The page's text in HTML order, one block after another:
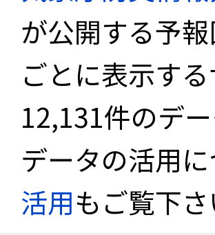
が公開する予
ごとに表示す
12,131件のデ
データの活用
活用もご覧下さ